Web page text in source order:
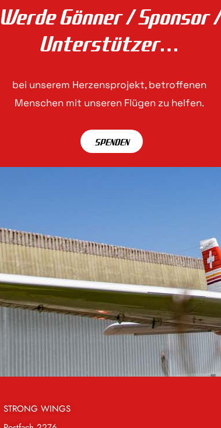
Werde Gönner / Sponsor /
Unterstützer…
bei unserem Herzensprojekt, betroffenen
Menschen mit unseren Flügen zu helfen.
SPENDEN
STRONG WINGS